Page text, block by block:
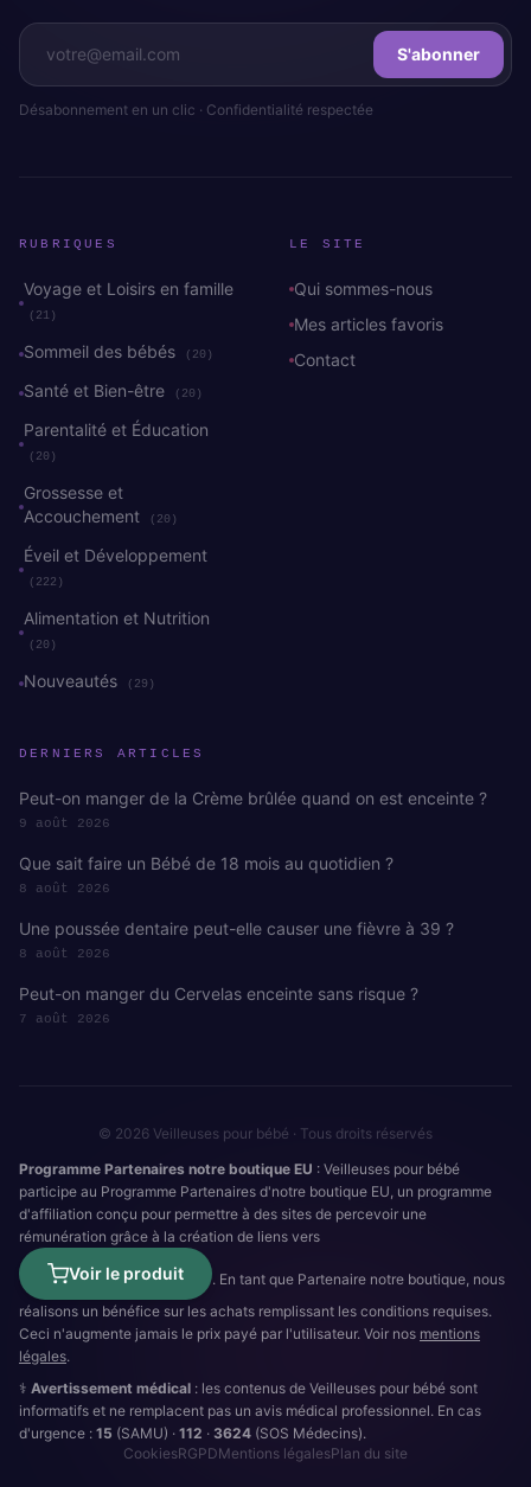
S'abonner
Désabonnement en un clic · Confidentialité respectée
RUBRIQUES
Voyage et Loisirs en famille
(21)
Sommeil des bébés (20)
Santé et Bien-être (20)
Parentalité et Éducation
(20)
Grossesse et
Accouchement
(20)
Éveil et Développement
(222)
Alimentation et Nutrition
(20)
Nouveautés (29)
LE SITE
Qui sommes-nous
Mes articles favoris
Contact
DERNIERS ARTICLES
Peut-on manger de la Crème brûlée quand on est enceinte ?
9 août 2026
Que sait faire un Bébé de 18 mois au quotidien ?
8 août 2026
Une poussée dentaire peut-elle causer une fièvre à 39 ?
8 août 2026
Peut-on manger du Cervelas enceinte sans risque ?
7 août 2026
© 2026 Veilleuses pour bébé · Tous droits réservés
Programme Partenaires notre boutique EU : Veilleuses pour bébé
participe au Programme Partenaires d'notre boutique EU, un programme
d'affiliation conçu pour permettre à des sites de percevoir une
rémunération grâce à la création de liens vers
Voir le produit
. En tant que Partenaire notre boutique, nous
réalisons un bénéfice sur les achats remplissant les conditions requises.
Ceci n'augmente jamais le prix payé par l'utilisateur. Voir nos mentions
légales.
⚕️ Avertissement médical : les contenus de Veilleuses pour bébé sont
informatifs et ne remplacent pas un avis médical professionnel. En cas
d'urgence : 15 (SAMU) · 112 · 3624 (SOS Médecins).
CookiesRGPDMentions légalesPlan du site